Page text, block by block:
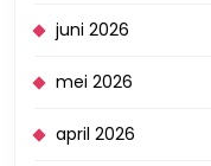
juni 2026
mei 2026
april 2026